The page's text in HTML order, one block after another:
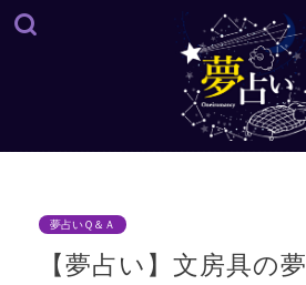
夢占いＱ＆Ａ
【夢占い】文房具の夢